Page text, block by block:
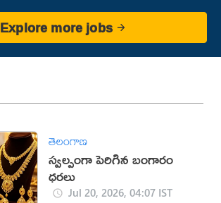
Explore more jobs
తెలంగాణ
స్వల్పంగా పెరిగిన బంగారం
ధరలు
Jul 20, 2026, 04:07 IST